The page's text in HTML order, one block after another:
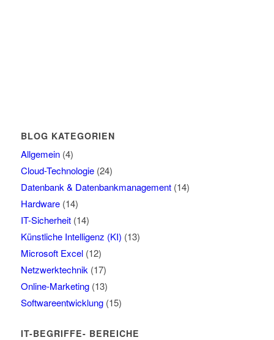
BLOG KATEGORIEN
Allgemein(4)
Cloud-Technologie(24)
Datenbank & Datenbankmanagement(14)
Hardware(14)
IT-Sicherheit(14)
Künstliche Intelligenz (KI) (13)
Microsoft Excel(12)
Netzwerktechnik (17)
Online-Marketing(13)
Softwareentwicklung(15)
IT-BEGRIFFE- BEREICHE